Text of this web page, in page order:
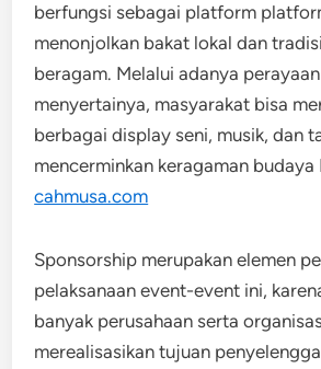
berfungsi sebagai platform
menonjolkan bakat lokal dan
beragam. Melalui adanya
menyertainya, masyarakat bisa
berbagai display seni, musik, dan
mencerminkan keragaman budaya
cahmusa.com
Sponsorship merupakan elemen
pelaksanaan event-event ini,
banyak perusahaan serta
merealisasikan tujuan